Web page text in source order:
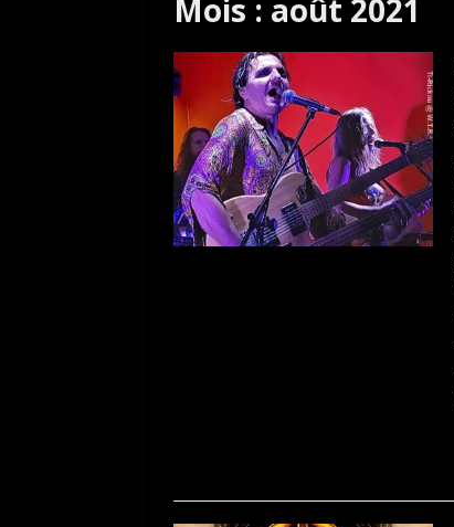
Mois : août 2021